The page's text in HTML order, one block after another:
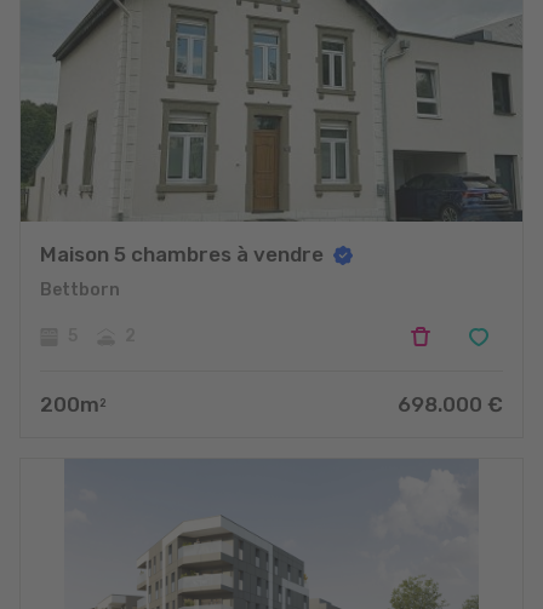
Maison 5 chambres à vendre
Bettborn
200m 2 698.000 €